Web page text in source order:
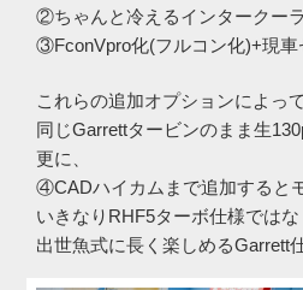
②ちゃんと冷えるインタークーラ
③FconVpro化(フルコン化)+現車
これらの追加オプションによって
同じGarrettタービンのまま生
更に、
④CADハイカムまで追加すると
いきなりRHF5ターボ仕様ではな
出世魚式に長く楽しめるGarrett